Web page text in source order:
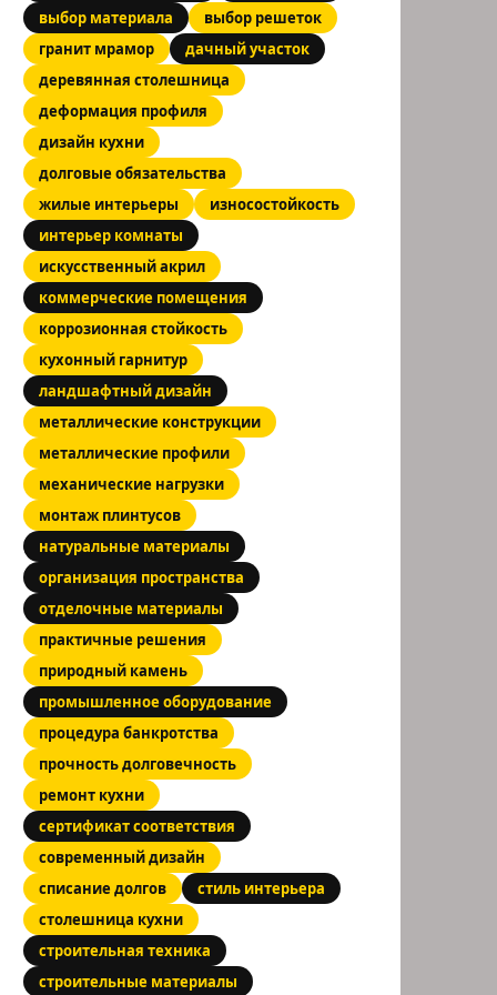
выбор материала
выбор решеток
гранит мрамор
дачный участок
деревянная столешница
деформация профиля
дизайн кухни
долговые обязательства
жилые интерьеры
износостойкость
интерьер комнаты
искусственный акрил
коммерческие помещения
коррозионная стойкость
кухонный гарнитур
ландшафтный дизайн
металлические конструкции
металлические профили
механические нагрузки
монтаж плинтусов
натуральные материалы
организация пространства
отделочные материалы
практичные решения
природный камень
промышленное оборудование
процедура банкротства
прочность долговечность
ремонт кухни
сертификат соответствия
современный дизайн
списание долгов
стиль интерьера
столешница кухни
строительная техника
строительные материалы